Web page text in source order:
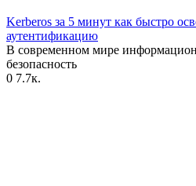
Kerberos за 5 минут как быстро
аутентификацию
В современном мире
безопасность
0 7.7к.